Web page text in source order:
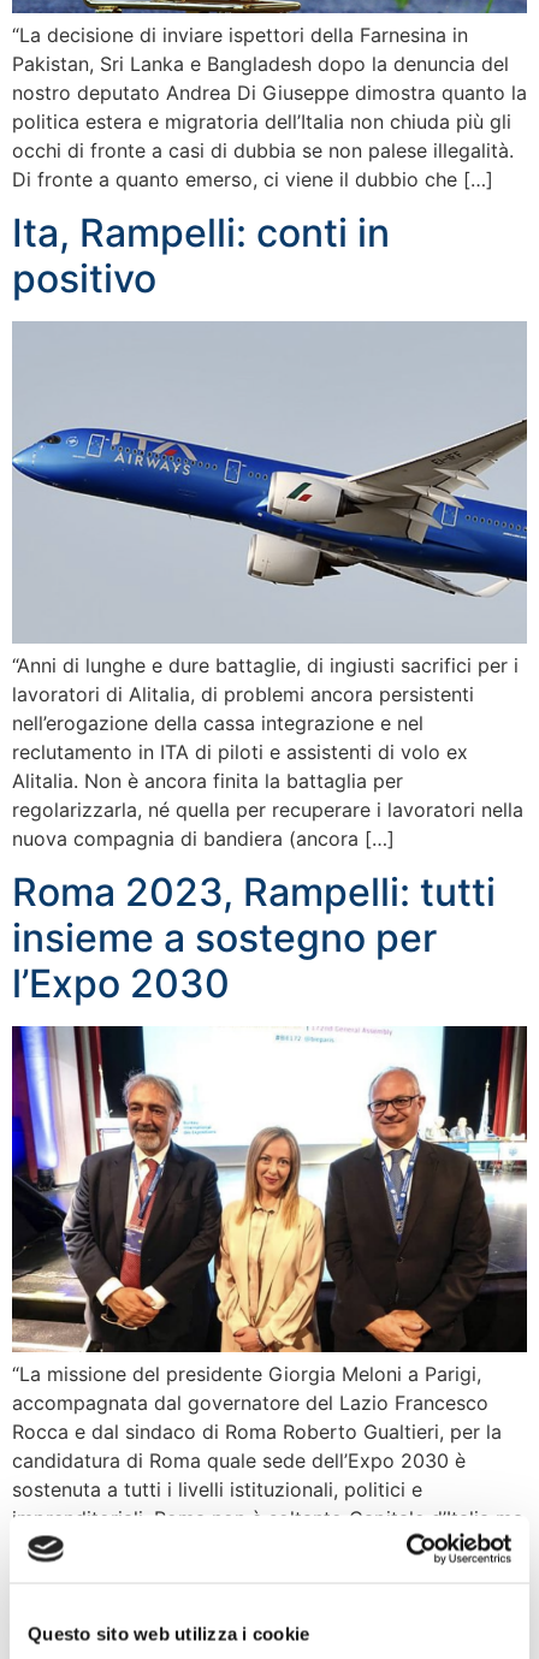
Questo sito web utilizza i cookie
“La decisione di inviare ispettori della Farnesina in
Pakistan, Sri Lanka e Bangladesh dopo la denuncia del
nostro deputato Andrea Di Giuseppe dimostra quanto la
politica estera e migratoria dell’Italia non chiuda più gli
occhi di fronte a casi di dubbia se non palese illegalità.
Di fronte a quanto emerso, ci viene il dubbio che […]
Ita, Rampelli: conti in
positivo
“Anni di lunghe e dure battaglie, di ingiusti sacrifici per i
lavoratori di Alitalia, di problemi ancora persistenti
nell’erogazione della cassa integrazione e nel
reclutamento in ITA di piloti e assistenti di volo ex
Alitalia. Non è ancora finita la battaglia per
regolarizzarla, né quella per recuperare i lavoratori nella
nuova compagnia di bandiera (ancora […]
Roma 2023, Rampelli: tutti
insieme a sostegno per
l’Expo 2030
“La missione del presidente Giorgia Meloni a Parigi,
accompagnata dal governatore del Lazio Francesco
Rocca e dal sindaco di Roma Roberto Gualtieri, per la
candidatura di Roma quale sede dell’Expo 2030 è
sostenuta a tutti i livelli istituzionali, politici e
imprenditoriali. Roma non è soltanto Capitale d’Italia ma
nel contesto internazionale rappresenta la culla della
Pedroni, Rampelli: l’Italia